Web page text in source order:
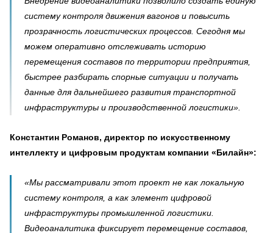
систему контроля движения вагонов и повысить
прозрачность логистических процессов. Сегодня мы
можем оперативно отслеживать историю
перемещения составов по территории предприятия,
быстрее разбирать спорные ситуации и получать
данные для дальнейшего развития транспортной
инфраструктуры и производственной логистики».
Константин Романов, директор по искусственному
интеллекту и цифровым продуктам компании «Билайн»:
«Мы рассматривали этот проект не как локальную
систему контроля, а как элемент цифровой
инфраструктуры промышленной логистики.
Видеоаналитика фиксирует перемещение составов,